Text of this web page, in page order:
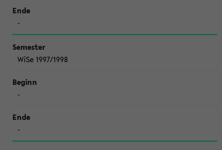
-
WiSe 1997/1998
-
-